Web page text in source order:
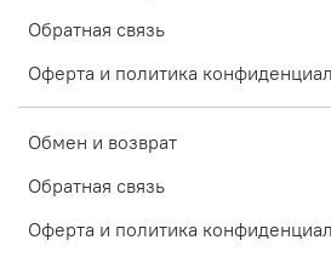
Обратная связь
Оферта и политика
Обмен и возврат
Обратная связь
Оферта и политика